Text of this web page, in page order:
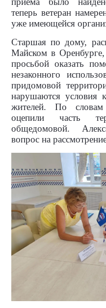
теперь ветеран
уже имеющейся
Старшая по дому,
Майском в Оренбурге,
просьбой оказать
незаконного
придомовой
нарушаются условия
жителей. По словам
оцепили часть
общедомовой.
вопрос на